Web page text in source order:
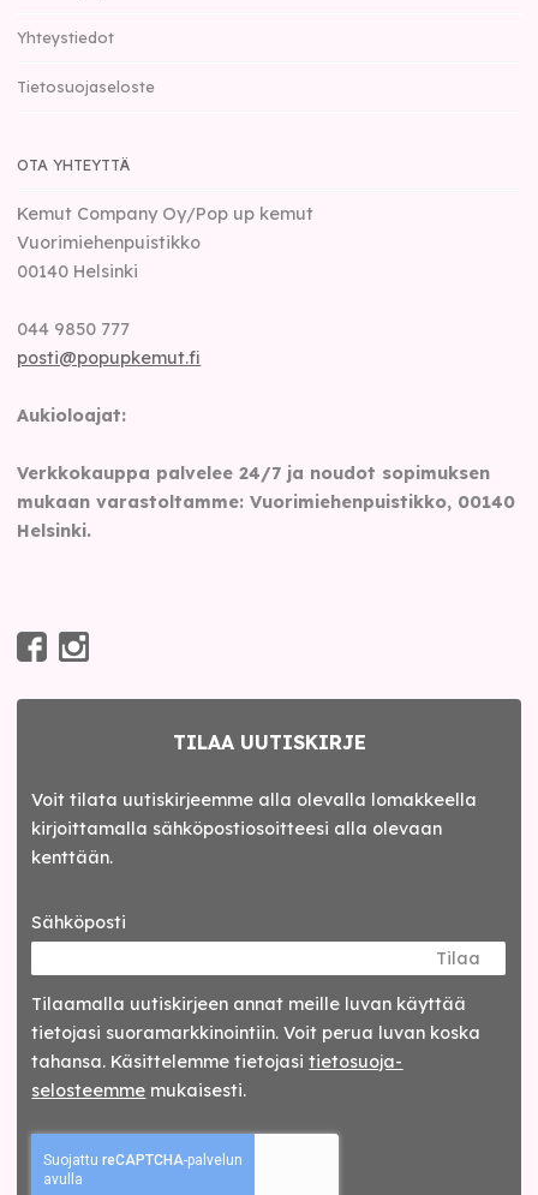
Yhteystiedot
Tietosuojaseloste
OTA YHTEYTTÄ
Kemut Company Oy/Pop up kemut
Vuorimiehenpuistikko
00140 Helsinki
044 9850 777
posti@popupkemut.fi
Aukioloajat:
Verkkokauppa palvelee 24/7 ja noudot sopimuksen
mukaan varastoltamme: Vuorimiehenpuistikko, 00140
Helsinki.
TILAA UUTISKIRJE
Voit tilata uutiskirjeemme alla olevalla lomakkeella
kirjoittamalla sähköpostiosoitteesi alla olevaan
kenttään.
Sähköposti
Tilaa
Tilaamalla uutis­kirjeen annat meille luvan käyttää
tietojasi suora­markkinointiin. Voit perua luvan koska
tahansa. Käsittelemme tietojasitieto­suoja­
selosteemme mukaisesti.